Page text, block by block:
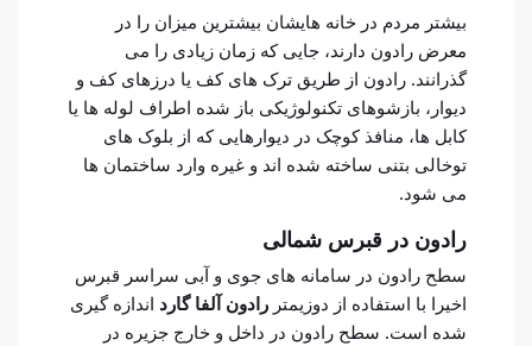
بیشتر مردم در خانه هایشان بیشترین میزان را در
معرض رادون دارند، جایی که زمان زیادی را می
گذرانند. رادون از طریق ترک های کف یا درزهای کف و
دیوار، بازشوهای تکنولوژیکی باز شده اطراف لوله ها یا
کابل ها، منافذ کوچک در دیوارهایی که از بلوک های
توخالی بتنی ساخته شده اند و غیره وارد ساختمان ها
می شود.
رادون در قبرس شمالی
سطح رادون در سامانه های جوی و آبی سراسر قبرس
اخیرا با استفاده از دوزیمتر رادون آلفا گارد اندازه گیری
شده است. سطح رادون در داخل و خارج جزیره در